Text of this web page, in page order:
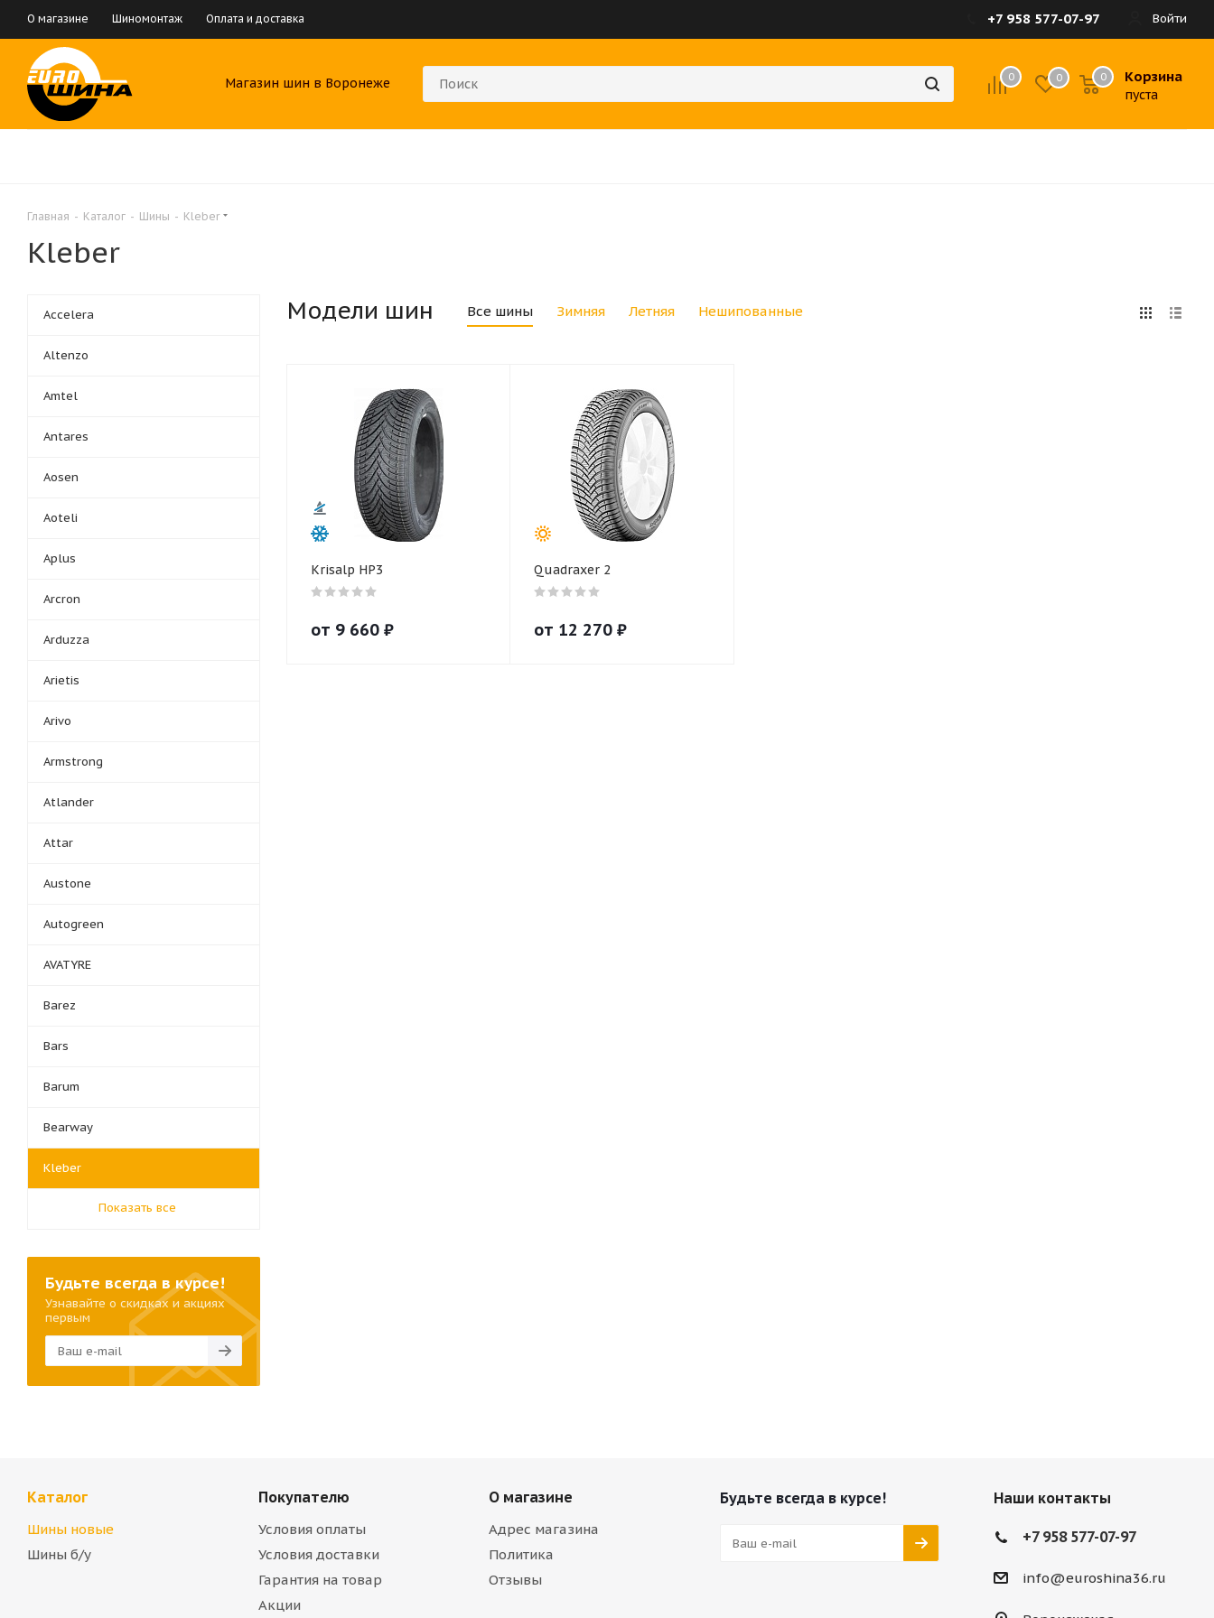
О магазине Шиномонтаж Оплата и доставка Войти
+7 958 577-07-97
Магазин шин в Воронеже 0 0 Корзина
пуста
0
Главная - Каталог - Шины - Kleber
Kleber
Модели шин Все шины Зимняя Летняя Нешипованные
Krisalp HP3
от 9 660 ₽
Quadraxer 2
от 12 270 ₽
Accelera
Altenzo
Amtel
Antares
Aosen
Aoteli
Aplus
Arcron
Arduzza
Arietis
Arivo
Armstrong
Atlander
Attar
Austone
Autogreen
AVATYRE
Barez
Bars
Barum
Bearway
Kleber
Показать все
Будьте всегда в курсе!
Узнавайте о скидках и акциях
первым
Каталог
Шины новые
Шины б/у
Покупателю
Условия оплаты
Условия доставки
Гарантия на товар
Акции
О магазине
Адрес магазина
Политика
Отзывы
Будьте всегда в курсе! Наши контакты
+7 958 577-07-97
info@euroshina36.ru